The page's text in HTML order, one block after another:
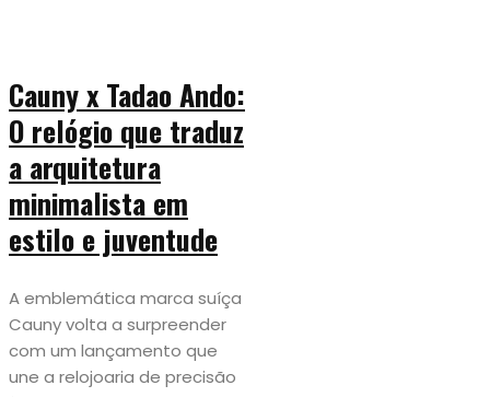
Cauny x Tadao Ando:
O relógio que traduz
a arquitetura
minimalista em
estilo e juventude
A emblemática marca suíça
Cauny volta a surpreender
com um lançamento que
une a relojoaria de precisão